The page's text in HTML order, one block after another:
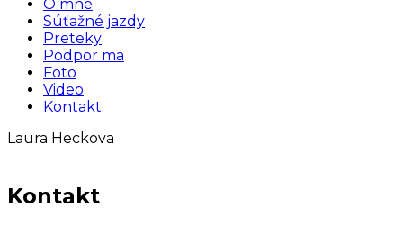
O mne
Súťažné jazdy
Preteky
Podpor ma
Foto
Video
Kontakt
Laura Heckova
Kontakt